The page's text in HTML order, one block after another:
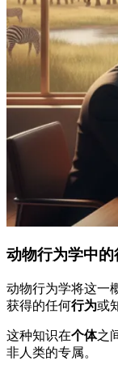
动物行为学中的
动物行为学将这一
获得的任何行为或
这种知识在个体之
非人类的专属。